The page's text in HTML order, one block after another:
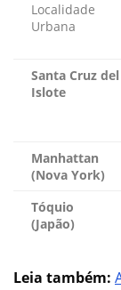
Localidade
Urbana
Santa Cruz del
Islote
Manhattan
(Nova York)
Tóquio
(Japão)
Leia também: